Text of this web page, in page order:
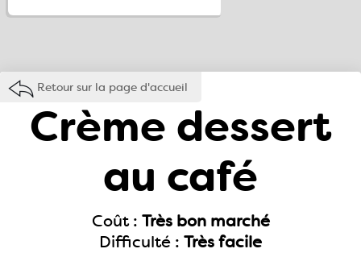
Retour sur la page d'accueil
Crème dessert
au café
Coût : Très bon marché
Difficulté : Très facile